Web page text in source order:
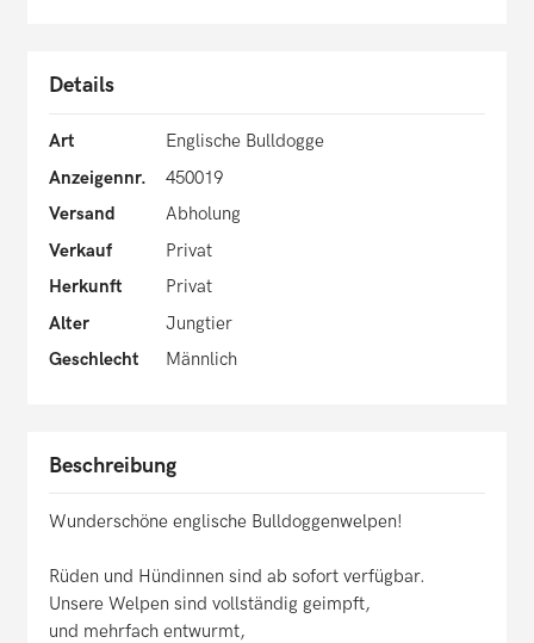
Details
Art
Englische Bulldogge
Anzeigennr.
450019
Versand
Abholung
Verkauf
Privat
Herkunft
Privat
Alter
Jungtier
Geschlecht
Männlich
Beschreibung
Wunderschöne englische Bulldoggenwelpen!
Rüden und Hündinnen sind ab sofort verfügbar.
Unsere Welpen sind vollständig geimpft,
und mehrfach entwurmt,